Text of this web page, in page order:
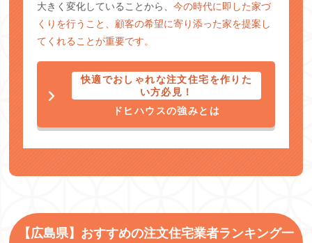
大きく変化していることから、今の時代に即した家づ
くりを行うこと、顧客の希望に寄り添った家を提案し
てくれることが重要です。
快適でおしゃれな注文住宅を作りた
い方必見！
ドヒハウスの強みとは
【広島県】おすすめの注文住宅業者ランキング一